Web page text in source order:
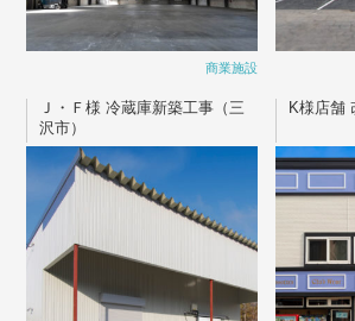
商業施設
Ｊ・Ｆ様 冷蔵庫新築工事（三
沢市）
K様店舗